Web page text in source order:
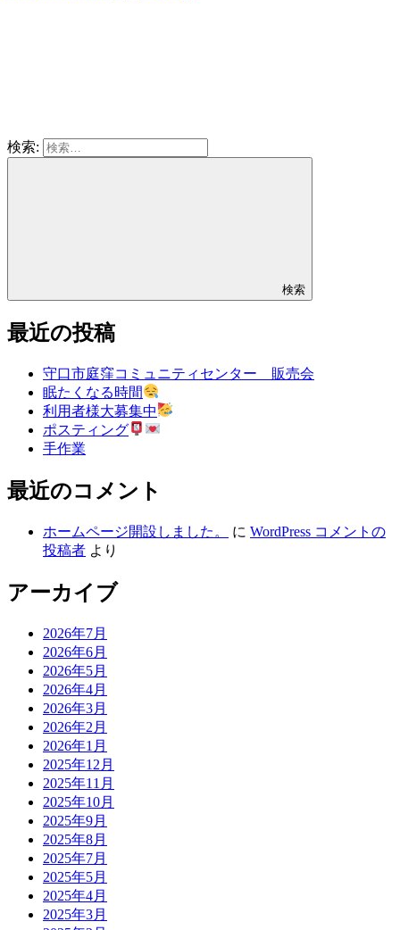
検索:
検索
最近の投稿
守口市庭窪コミュニティセンター 販売会
眠たくなる時間
利用者様大募集中
ポスティング
手作業
最近のコメント
ホームページ開設しました。 に WordPress コメントの
投稿者 より
アーカイブ
2026年7月
2026年6月
2026年5月
2026年4月
2026年3月
2026年2月
2026年1月
2025年12月
2025年11月
2025年10月
2025年9月
2025年8月
2025年7月
2025年5月
2025年4月
2025年3月